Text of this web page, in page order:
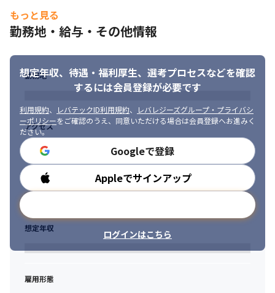
・与えられた環境で働くのではなく、自ら環境をつくる側に回り
たい方
・技術スペシャリストとしてのキャリアを歩みたい方
・ユーザー数十万人～数百万人のサービスに係るシステムの全体
設計・デザインをしたい方
もっと見る
勤務地・給与・その他情報
想定年収、待遇・福利厚生、 選考プロセスなどを確認
するには会員登録が必要です
利用規約、 レバテックID利用規約、
レバレジーズグループ・プライバシ
ーポリシーをご確認のうえ、同意いただける場合は会員登録へお進みく
ださい。
Googleで登録
Appleでサインアップ
ログインはこちら
勤務地
アクセス
勤務時間
想定年収
雇用形態